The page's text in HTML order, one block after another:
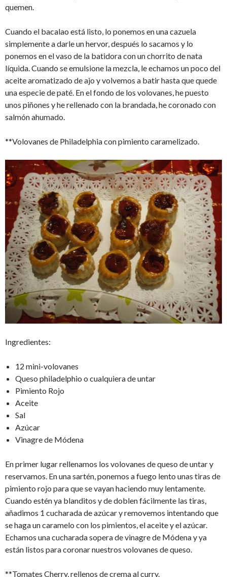
quemen.
Cuando el bacalao está listo, lo ponemos en una cazuela
simplemente a darle un hervor, después lo sacamos y lo
ponemos en el vaso de la batidora con un chorrito de nata
líquida. Cuando se emulsione la mezcla, le echamos un poco del
aceite aromatizado de ajo y volvemos a batir hasta que quede
una especie de paté. En el fondo de los volovanes, he puesto
unos piñones y he rellenado con la brandada, he coronado con
salmón ahumado.
**Volovanes de Philadelphia con pimiento caramelizado.
Ingredientes:
12 mini-volovanes
Queso philadelphio o cualquiera de untar
Pimiento Rojo
Aceite
Sal
Azúcar
Vinagre de Módena
En primer lugar rellenamos los volovanes de queso de untar y
reservamos. En una sartén, ponemos a fuego lento unas tiras de
pimiento rojo para que se vayan haciendo muy lentamente.
Cuando estén ya blanditos y de doblen fácilmente las tiras,
añadimos 1 cucharada de azúcar y removemos intentando que
se haga un caramelo con los pimientos, el aceite y el azúcar.
Echamos una cucharada sopera de vinagre de Módena y ya
están listos para coronar nuestros volovanes de queso.
**Tomates Cherry, rellenos de crema al curry.